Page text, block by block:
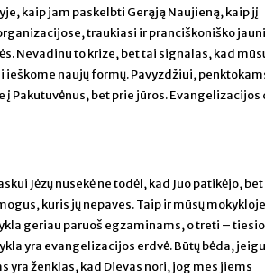
kaip jam paskelbti Gerąją Naujieną, kaip jį
traukiasi ir pranciškoniško
Nevadinu to krize, bet tai signalas, kad
naujų formų. Pavyzdžiui,
bet prie jūros. Evangelizacijos
Jėzų nusekė ne todėl, kad Juo patikėjo, bet
kuris jų nepaves. Taip ir mūsų
geriau paruoš egzaminams, o treti –
yra evangelizacijos erdvė. Būtų bėda, jeigu
ženklas, kad Dievas nori, jog mes jiems